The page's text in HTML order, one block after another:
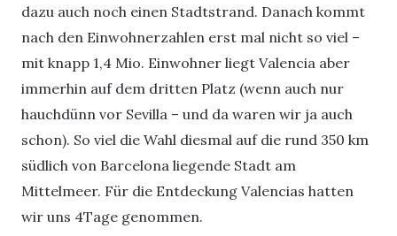
dazu auch noch einen Stadtstrand. Danach kommt
nach den Einwohnerzahlen erst mal nicht so viel –
mit knapp 1,4 Mio. Einwohner liegt Valencia aber
immerhin auf dem dritten Platz (wenn auch nur
hauchdünn vor Sevilla – und da waren wir ja auch
schon). So viel die Wahl diesmal auf die rund 350 km
südlich von Barcelona liegende Stadt am
Mittelmeer. Für die Entdeckung Valencias hatten
wir uns 4Tage genommen.